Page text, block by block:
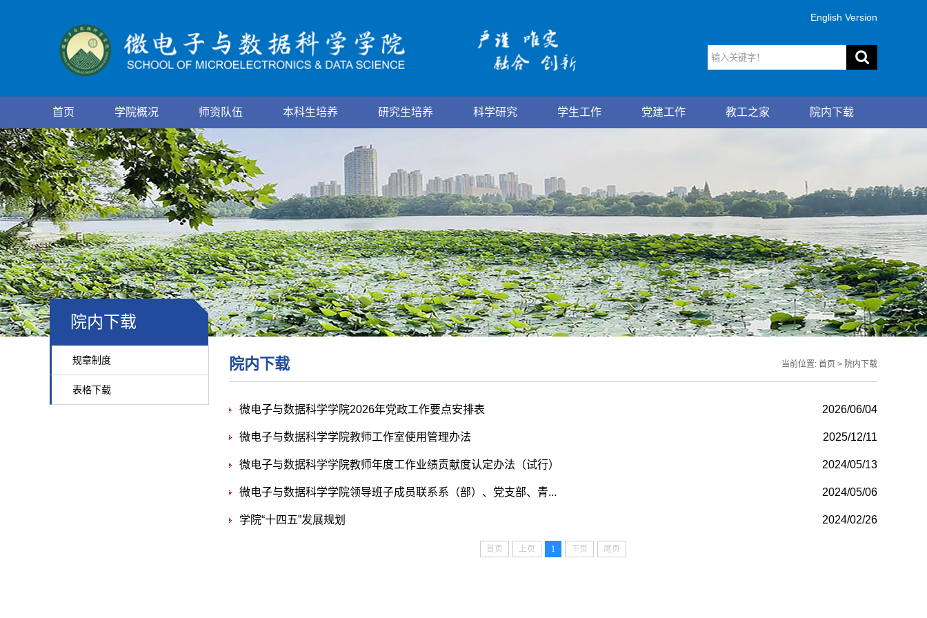
English Version
首页 学院概况 师资队伍 本科生培养 研究生培养 科学研究 学生工作 党建工作 教工之家 院内下载
院内下载
规章制度
表格下载
院内下载 当前位置: 首页 > 院内下载
2026/06/04
微电子与数据科学学院2026年党政工作要点安排表
2025/12/11
微电子与数据科学学院教师工作室使用管理办法
2024/05/13
微电子与数据科学学院教师年度工作业绩贡献度认定办法（试行）
2024/05/06
微电子与数据科学学院领导班子成员联系系（部）、党支部、青...
2024/02/26
学院“十四五”发展规划
首页 上页 1 下页 尾页